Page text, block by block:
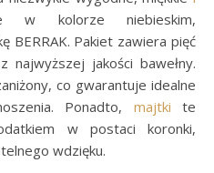
w kolorze niebieskim,
BERRAK. Pakiet zawiera pięć
jakości bawełny.
co gwarantuje idealne
Ponadto, majtki te
w postaci koronki,
wdzięku.